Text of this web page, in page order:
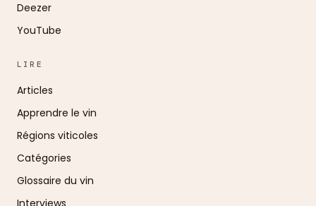
Deezer
YouTube
LIRE
Articles
Apprendre le vin
Régions viticoles
Catégories
Glossaire du vin
Interviews